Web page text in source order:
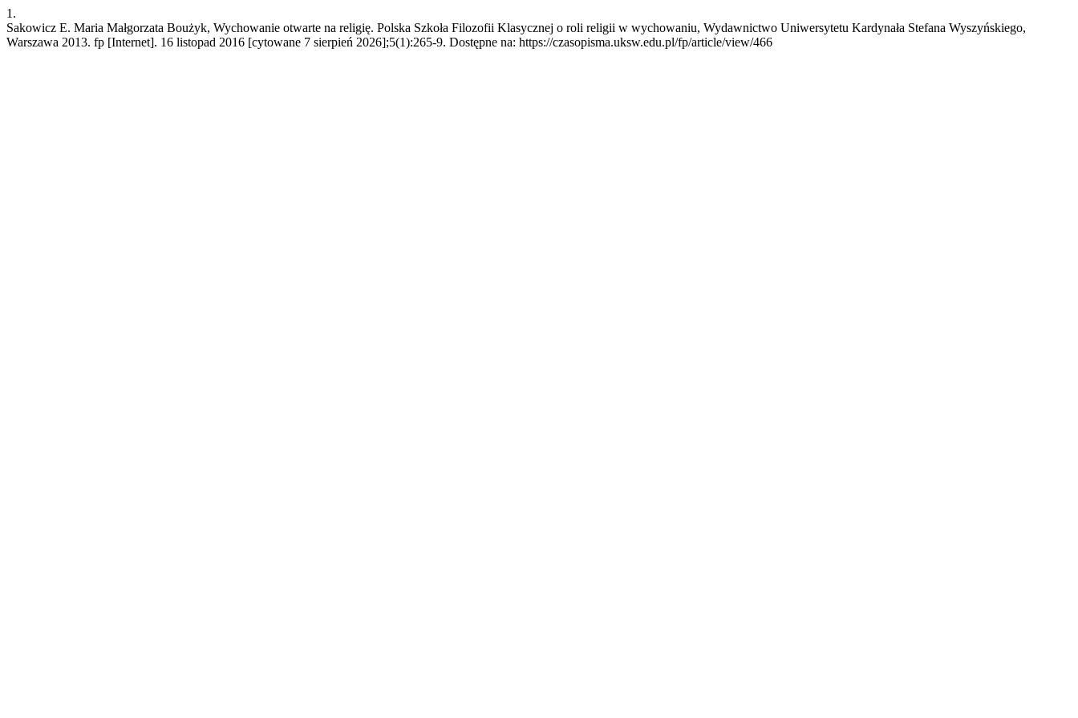
1.
Sakowicz E. Maria Małgorzata Boużyk, Wychowanie otwarte na religię. Polska Szkoła Filozofii Klasycznej o roli religii w wychowaniu, Wydawnictwo Uniwersytetu Kardynała Stefana Wyszyńskiego,
Warszawa 2013. fp [Internet]. 16 listopad 2016 [cytowane 7 sierpień 2026];5(1):265-9. Dostępne na: https://czasopisma.uksw.edu.pl/fp/article/view/466